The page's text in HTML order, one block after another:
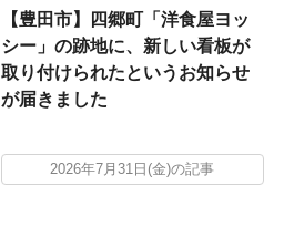
【豊田市】四郷町「洋食屋ヨッ
シー」の跡地に、新しい看板が
取り付けられたというお知らせ
が届きました
2026年7月31日(金)の記事